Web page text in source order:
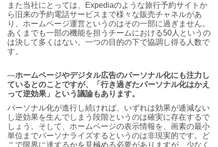
また当社にとっては、Expediaのような旅行予約サイトか
ら旧来の予約電話サービスまで様々な販売チャネルがあ
り、ホームページ運営というのはその一部に過ぎません。
あくまでも一部の機能を担うチームにおける50人というの
は決して多くはない。一つの目的の下で協調し得る人数で
す。
―ホームページやデジタル広告のパーソナル化にも注力し
ているとのことですが、「行き過ぎたパーソナル化はかえ
って逆効果」という議論もあります。
パーソナル化が進行し続ければ、いずれは効果が逓減ない
し逆効果を生んでしまう段階というのは確実に存在するで
しょう。そして、ホームページの表示情報を、画素の最小
単位までパーソナライズするというのは非現実的です。ど
こで限界に達するかを見極める必要がありますが、少なく